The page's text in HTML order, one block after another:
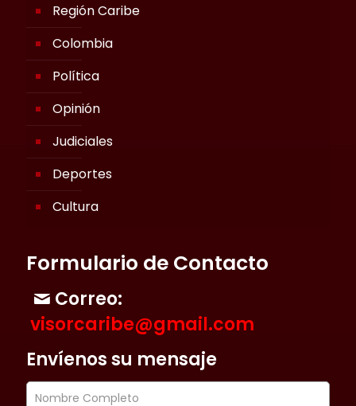
Región Caribe
Colombia
Política
Opinión
Judiciales
Deportes
Cultura
Formulario de Contacto
Correo:
visorcaribe@gmail.com
Envíenos su mensaje